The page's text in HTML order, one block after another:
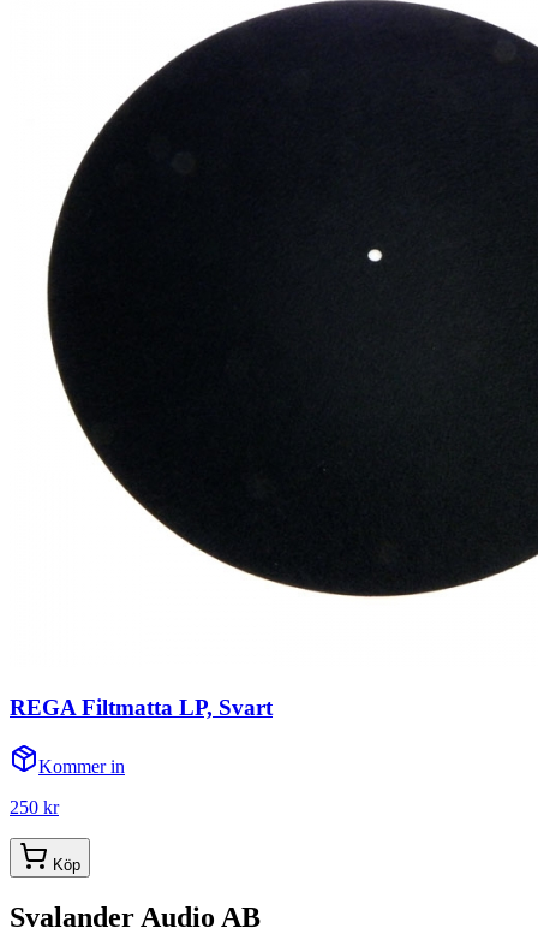
REGA Filtmatta LP, Svart
Kommer in
250 kr
Köp
Svalander Audio AB